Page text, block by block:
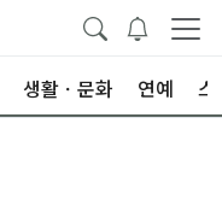
생활ㆍ문화 연예 스